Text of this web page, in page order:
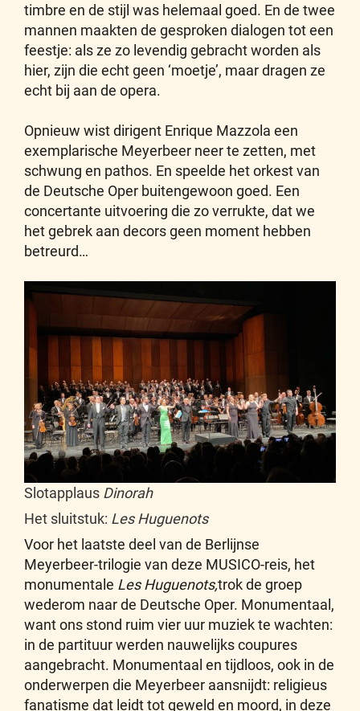
timbre en de stijl was helemaal goed. En de twee
mannen maakten de gesproken dialogen tot een
feestje: als ze zo levendig gebracht worden als
hier, zijn die echt geen ‘moetje’, maar dragen ze
echt bij aan de opera.
Opnieuw wist dirigent Enrique Mazzola een
exemplarische Meyerbeer neer te zetten, met
schwung en pathos. En speelde het orkest van
de Deutsche Oper buitengewoon goed. Een
concertante uitvoering die zo verrukte, dat we
het gebrek aan decors geen moment hebben
betreurd…
Slotapplaus Dinorah
Het sluitstuk: Les Huguenots
Voor het laatste deel van de Berlijnse
Meyerbeer-trilogie van deze MUSICO-reis, het
monumentale Les Huguenots,trok de groep
wederom naar de Deutsche Oper. Monumentaal,
want ons stond ruim vier uur muziek te wachten:
in de partituur werden nauwelijks coupures
aangebracht. Monumentaal en tijdloos, ook in de
onderwerpen die Meyerbeer aansnijdt: religieus
fanatisme dat leidt tot geweld en moord, in deze